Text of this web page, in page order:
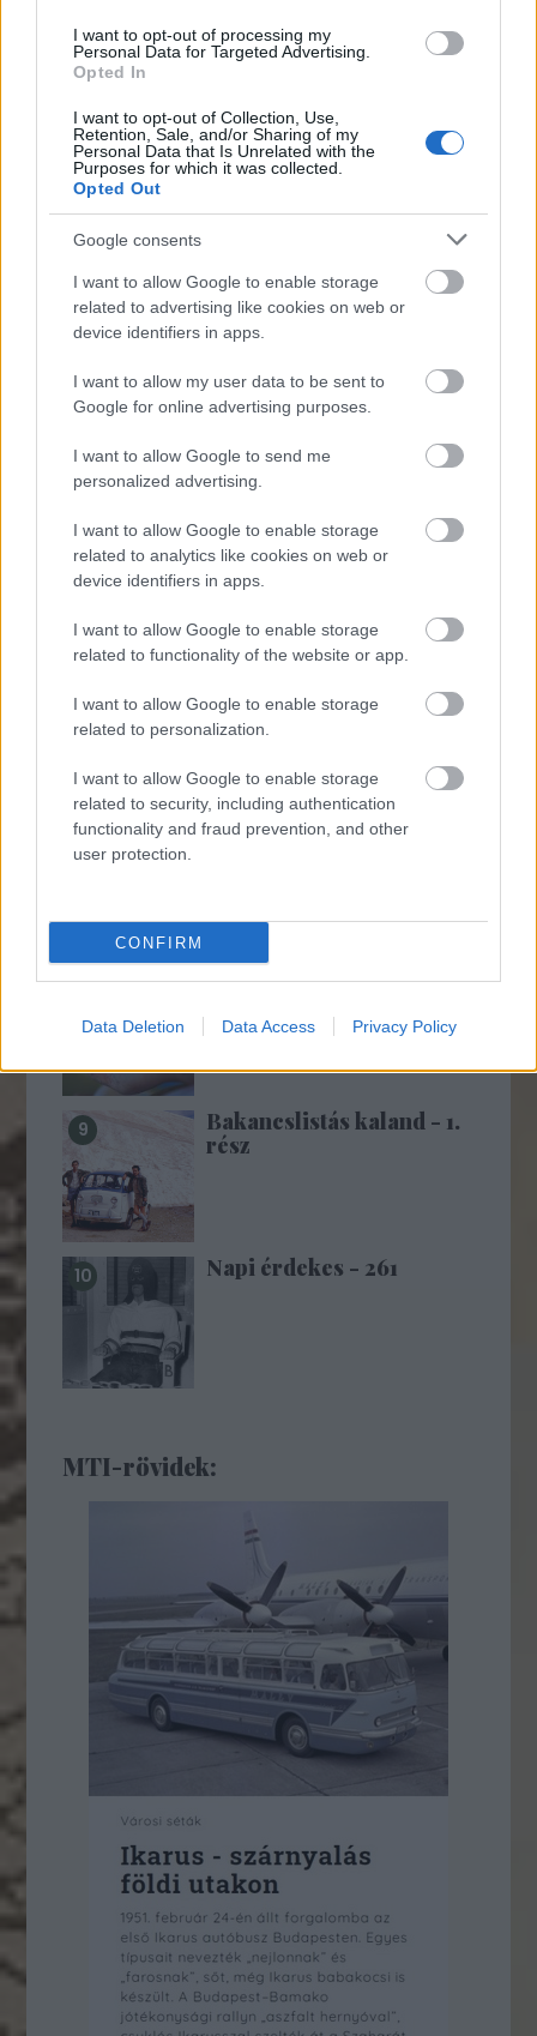
I want to opt-out of processing my
Personal Data for Targeted Advertising.
Opted In
I want to opt-out of Collection, Use,
Retention, Sale, and/or Sharing of my
Personal Data that Is Unrelated with the
Purposes for which it was collected.
Opted Out
Google consents
I want to allow Google to enable storage
related to advertising like cookies on web or
device identifiers in apps.
I want to allow my user data to be sent to
Google for online advertising purposes.
I want to allow Google to send me
personalized advertising.
I want to allow Google to enable storage
related to analytics like cookies on web or
device identifiers in apps.
I want to allow Google to enable storage
related to functionality of the website or app.
I want to allow Google to enable storage
related to personalization.
I want to allow Google to enable storage
related to security, including authentication
functionality and fraud prevention, and other
user protection.
CONFIRM
Data Deletion Data Access Privacy Policy
1981
A Teton-gát
katasztrófája -1976
'RLT Best of' - Hitler
guminője
13. - Miskolc 1921-ben!
Napi érdekes (31 kép,
10 éve történt a Beszláni
Bakancslistás kaland - 1.
rész
Napi érdekes - 261
MTI-rövidek: